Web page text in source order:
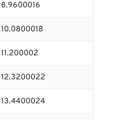
8.9600016
10.0800018
11.200002
12.3200022
13.4400024